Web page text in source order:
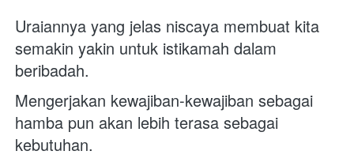
Uraiannya yang jelas niscaya membuat kita
semakin yakin untuk istikamah dalam
beribadah.
Mengerjakan kewajiban-kewajiban sebagai
hamba pun akan lebih terasa sebagai
kebutuhan.